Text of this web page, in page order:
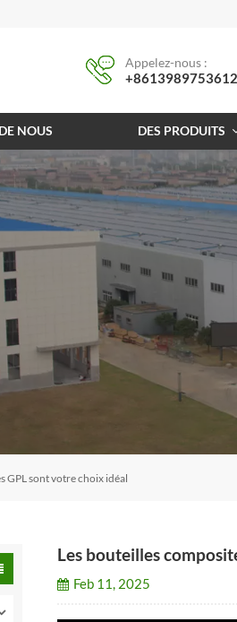
Appelez-nous :
+8613989753612
NOUS DES PRODUITS
GPL sont votre choix idéal
Les bouteilles
Feb 11, 2025